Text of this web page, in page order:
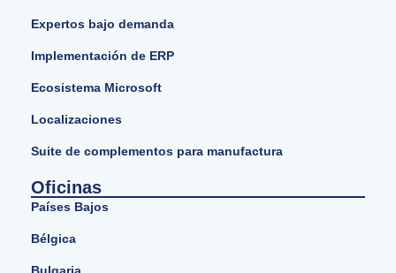
Expertos bajo demanda
Implementación de ERP
Ecosistema Microsoft
Localizaciones
Suite de complementos para manufactura
Oficinas
Países Bajos
Bélgica